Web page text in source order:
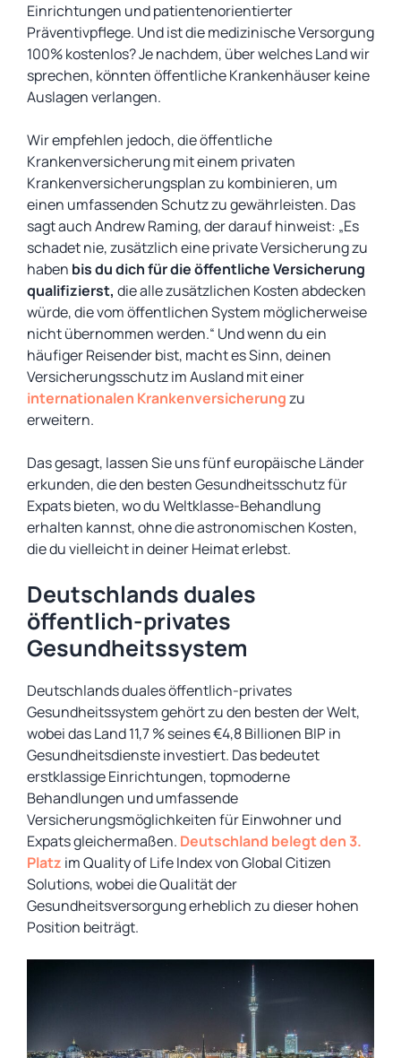
Einrichtungen und patientenorientierter
Präventivpflege. Und ist die medizinische Versorgung
100% kostenlos? Je nachdem, über welches Land wir
sprechen, könnten öffentliche Krankenhäuser keine
Auslagen verlangen.
Wir empfehlen jedoch, die öffentliche
Krankenversicherung mit einem privaten
Krankenversicherungsplan zu kombinieren, um
einen umfassenden Schutz zu gewährleisten. Das
sagt auch Andrew Raming, der darauf hinweist: „Es
schadet nie, zusätzlich eine private Versicherung zu
haben bis du dich für die öffentliche Versicherung
qualifizierst, die alle zusätzlichen Kosten abdecken
würde, die vom öffentlichen System möglicherweise
nicht übernommen werden.“ Und wenn du ein
häufiger Reisender bist, macht es Sinn, deinen
Versicherungsschutz im Ausland mit einer
internationalen Krankenversicherungzu
erweitern.
Das gesagt, lassen Sie uns fünf europäische Länder
erkunden, die den besten Gesundheitsschutz für
Expats bieten, wo du Weltklasse-Behandlung
erhalten kannst, ohne die astronomischen Kosten,
die du vielleicht in deiner Heimat erlebst.
Deutschlands duales
öffentlich-privates
Gesundheitssystem
Deutschlands duales öffentlich-privates
Gesundheitssystem gehört zu den besten der Welt,
wobei das Land 11,7 % seines €4,8 Billionen BIP in
Gesundheitsdienste investiert. Das bedeutet
erstklassige Einrichtungen, topmoderne
Behandlungen und umfassende
Versicherungsmöglichkeiten für Einwohner und
Expats gleichermaßen. Deutschland belegt den 3.
Platz im Quality of Life Index von Global Citizen
Solutions, wobei die Qualität der
Gesundheitsversorgung erheblich zu dieser hohen
Position beiträgt.